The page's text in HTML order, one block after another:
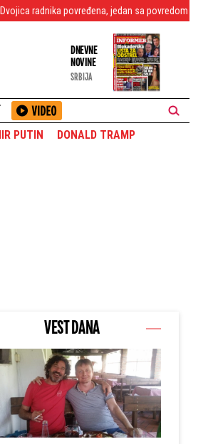
jedan sa povredom oka hitno prebačen u
DNEVNE
NOVINE
SRBIJA
PUTIN DONALD TRAMP
VEST DANA